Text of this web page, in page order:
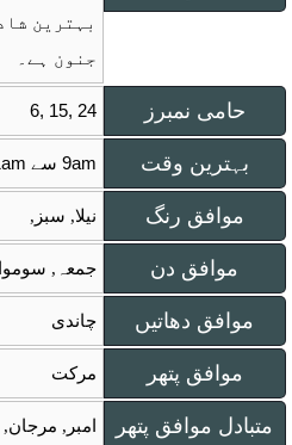
بہترین
جنون ہے۔
6, 15, 24 حامی نمبرز
9am سے 11am بہترین وقت
نیلا, سبز, موافق رنگ
جمعہ, موافق دن
چاندی موافق دھاتیں
مرکت موافق پتھر
امبر, متبادل موافق پتھر